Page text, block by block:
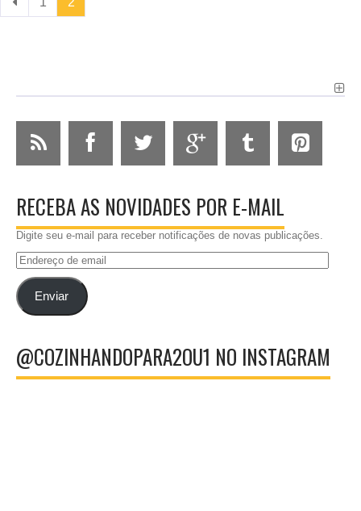
RECEBA AS NOVIDADES POR E-MAIL
Digite seu e-mail para receber notificações de novas publicações.
Endereço
emailEnviar
@COZINHANDOPARA2OU1 NO INSTAGRAM